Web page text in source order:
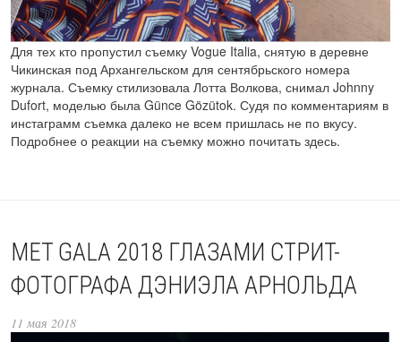
Для тех кто пропустил съемку Vogue Italia, снятую в деревне
Чикинская под Архангельском для сентябрьского номера
журнала. Съемку стилизовала Лотта Волкова, снимал Johnny
Dufort, моделью была Günce Gözütok. Судя по комментариям в
инстаграмм съемка далеко не всем пришлась не по вкусу.
Подробнее о реакции на съемку можно почитать здесь.
MET GALA 2018 ГЛАЗАМИ СТРИТ-
ФОТОГРАФА ДЭНИЭЛА АРНОЛЬДА
11 мая 2018